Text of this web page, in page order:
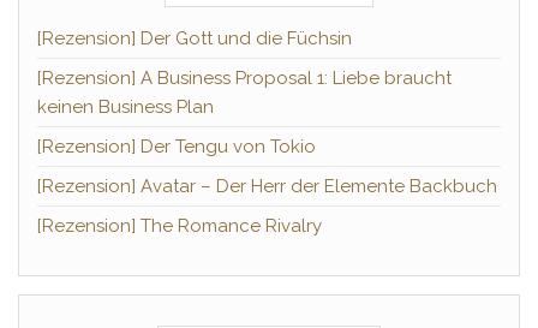
[Rezension] Der Gott und die Füchsin
[Rezension] A Business Proposal 1: Liebe braucht
keinen Business Plan
[Rezension] Der Tengu von Tokio
[Rezension] Avatar – Der Herr der Elemente Backbuch
[Rezension] The Romance Rivalry